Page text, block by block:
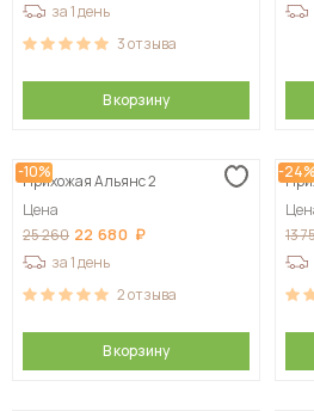
за 1 день
3отзыва
В корзину
-10%
Прихожая Альянс 2
Цена
25 260 22 680
за 1 день
2отзыва
В корзину
-24%
13